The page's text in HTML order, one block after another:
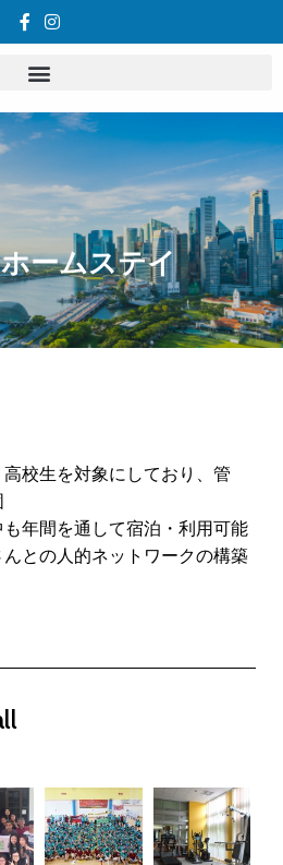
ームステイ
校生を対象にしており、管
年間を通して宿泊・利用可能
との人的ネットワークの構築